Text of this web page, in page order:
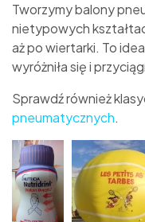
Tworzymy balony
nietypowych
aż po wiertarki. To
wyróżniła się i
Sprawdź również
pneumatycznych.